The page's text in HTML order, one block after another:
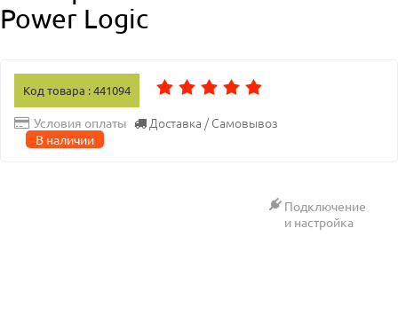
Power Logic
Код товара : 441094
Условия оплаты Доставка / Самовывоз
В наличии
Подключение
и настройка